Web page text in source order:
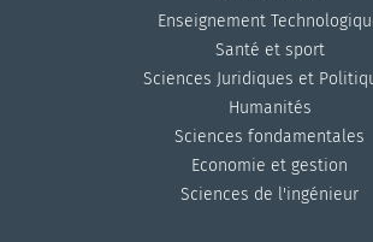
Enseignement
Santé et sport
Sciences Juridiques et
Humanités
Sciences fondamentales
Economie et gestion
Sciences de l'ingénieur